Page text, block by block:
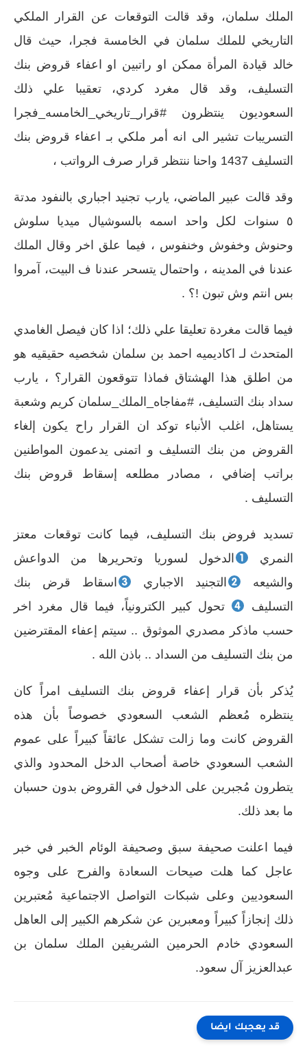
الملك سلمان، وقد قالت التوقعات عن القرار الملكي
التاريخي للملك سلمان في الخامسة فجرا، حيث قال
خالد قيادة المرأة ممكن او راتبين او اعفاء قروض بنك
التسليف، وقد قال مغرد كردي، تعقيبا علي ذلك
السعوديون ينتظرون #قرار_تاريخي_الخامسه_فجرا
التسريبات تشير الى انه أمر ملكي بـ اعفاء قروض بنك
التسليف 1437 واحنا ننتظر قرار صرف الرواتب ،
وقد قالت عبير الماضي، يارب تجنيد اجباري بالنفود مدتة
٥ سنوات لكل واحد اسمه بالسوشيال ميديا سلوش
وحنوش وخفوش وخنفوس ، فيما علق اخر وقال الملك
عندنا في المدينه ، واحتمال يتسحر عندنا ف البيت، آمروا
بس انتم وش تبون !؟ .
فيما قالت مغردة تعليقا علي ذلك؛ اذا كان فيصل الغامدي
المتحدث لـ اكاديميه احمد بن سلمان شخصيه حقيقيه هو
من اطلق هذا الهشتاق فماذا تتوقعون القرار؟ ، يارب
سداد بنك التسليف، #مفاجاه_الملك_سلمان كريم وشعبة
يستاهل، اغلب الأنباء توكد ان القرار راح يكون إلغاء
القروض من بنك التسليف و اتمنى يدعمون المواطنين
براتب إضافي ، مصادر مطلعه إسقاط قروض بنك
التسليف .
تسديد فروض بنك التسليف، فيما كانت توقعات معتز
النمري
الدخول لسوريا وتحريرها من الدواعش
والشيعه
التجنيد الاجباري
اسقاط قرض بنك
التسليف
تحول كبير الكترونياً، فيما قال مغرد اخر
حسب ماذكر مصدري الموثوق .. سيتم إعفاء المقترضين
من بنك التسليف من السداد .. باذن الله .
يُذكر بأن قرار إعفاء قروض بنك التسليف امراً كان
ينتظره مُعظم الشعب السعودي خصوصاً بأن هذه
القروض كانت وما زالت تشكل عائقاً كبيراً على عموم
الشعب السعودي خاصة أصحاب الدخل المحدود والذي
يتطرون مُجبرين على الدخول في القروض بدون حسبان
ما بعد ذلك.
فيما اعلنت صحيفة سبق وصحيفة الوئام الخبر في خبر
عاجل كما هلت صيحات السعادة والفرح على وجوه
السعوديين وعلى شبكات التواصل الاجتماعية مُعتبرين
ذلك إنجازاً كبيراً ومعبرين عن شكرهم الكبير إلى العاهل
السعودي خادم الحرمين الشريفين الملك سلمان بن
عبدالعزيز آل سعود.
قد يعجبك ايضا